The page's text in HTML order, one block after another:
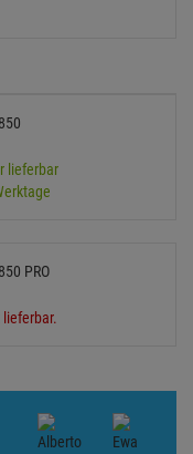
lieferbar
PRO